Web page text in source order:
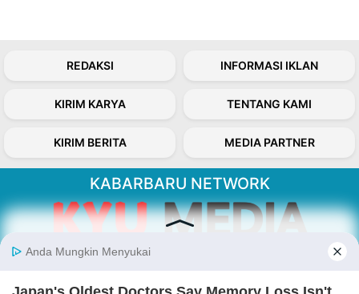
REDAKSI INFORMASI IKLAN
KIRIM KARYA TENTANG KAMI
KIRIM BERITA MEDIA PARTNER
KABARBARU NETWORK